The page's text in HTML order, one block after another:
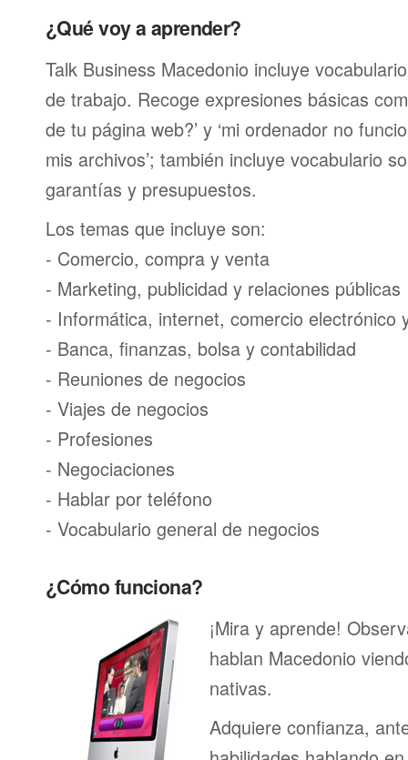
¿Qué voy a aprender?
Talk Business Macedonio incluye
de trabajo. Recoge expresiones básicas
de tu página web?’ y ‘mi ordenador no
mis archivos’; también incluye vocabulario
garantías y presupuestos.
Los temas que incluye son:
- Comercio, compra y venta
- Marketing, publicidad y relaciones públicas
- Informática, internet, comercio electrónico
- Banca, finanzas, bolsa y contabilidad
- Reuniones de negocios
- Viajes de negocios
- Profesiones
- Negociaciones
- Hablar por teléfono
- Vocabulario general de negocios
¿Cómo funciona?
¡Mira y aprende!
hablan Macedonio
nativas.
Adquiere confianza,